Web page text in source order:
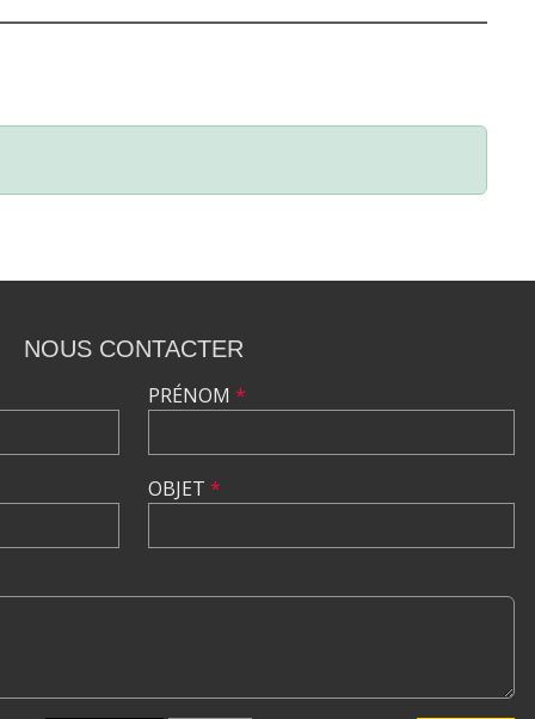
NOUS CONTACTER
PRÉNOM *
OBJET *